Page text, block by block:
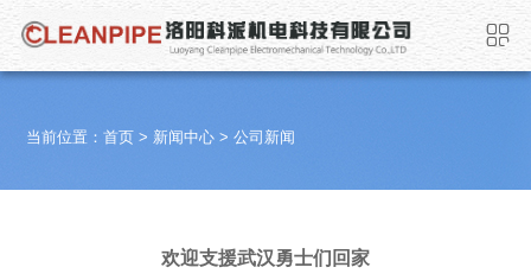
当前位置：首页 > 新闻中心 >公司新闻
欢迎支援武汉勇士们回家